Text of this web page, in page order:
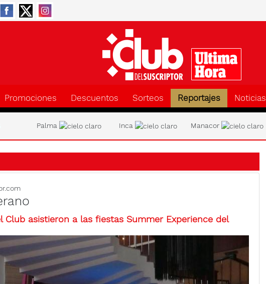
Promociones Descuentos Sorteos Reportajes Noticias
Palma Inca Manacor
Club asistieron a las fiestas Summer Experience del